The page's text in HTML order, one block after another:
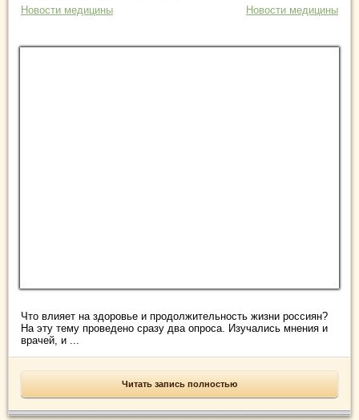
Новости медицины Новости медицины
Что влияет на здоровье и продолжительность жизни россиян?
На эту тему проведено сразу два опроса. Изучались мнения и
врачей, и ...
Читать запись полностью